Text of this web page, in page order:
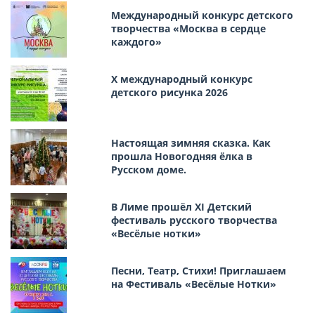
Международный конкурс детского
творчества «Москва в сердце
каждого»
Х международный конкурс
детского рисунка 2026
Настоящая зимняя сказка. Как
прошла Новогодняя ёлка в
Русском доме.
В Лиме прошёл XI Детский
фестиваль русского творчества
«Весёлые нотки»
Песни, Театр, Стихи! Приглашаем
на Фестиваль «Весёлые Нотки»